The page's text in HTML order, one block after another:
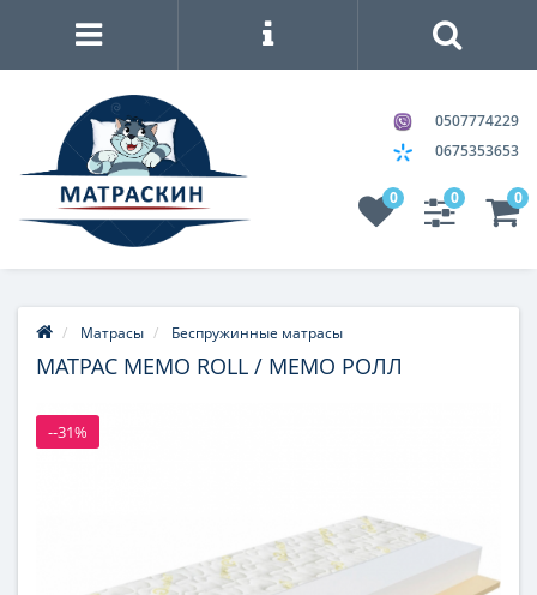
0507774229
0675353653
0 0 0
Матрасы Беспружинные матрасы
МАТРАС MEMO ROLL / МЕМО РОЛЛ
--31%